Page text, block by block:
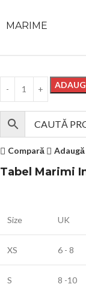
MARIME
Compară
Tabel Marimi
Size UK
XS 6 - 8
S 8 -10